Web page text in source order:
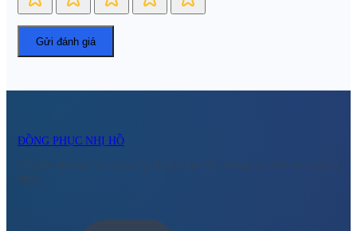
ĐỒNG PHỤC NHỊ HỒ
Chuyên sản xuất và cung cấp đồng phục chất lượng cao cho mọi ngành
nghề.